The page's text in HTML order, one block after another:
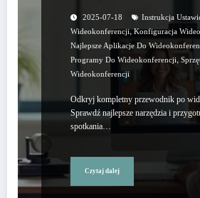
2025-07-18
Instrukcja
Wideokonferencji,Konfiguracja
Najlepsze Aplikacje Do
Programy Do Wideokonferencji,
Wideokonferencji
Odkryj kompletny przewodnik po
Sprawdź najlepsze narzędzia i
spotkania…
Czytaj dalej